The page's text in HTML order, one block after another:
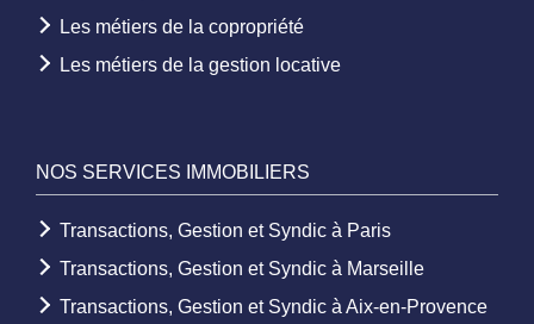
Les métiers de la copropriété
Les métiers de la gestion locative
NOS SERVICES IMMOBILIERS
Transactions, Gestion et Syndic à Paris
Transactions, Gestion et Syndic à Marseille
Transactions, Gestion et Syndic à Aix-en-Provence